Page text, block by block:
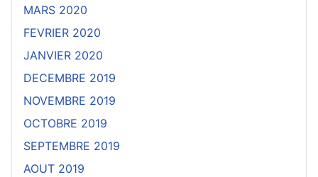
MARS 2020
FEVRIER 2020
JANVIER 2020
DECEMBRE 2019
NOVEMBRE 2019
OCTOBRE 2019
SEPTEMBRE 2019
AOUT 2019